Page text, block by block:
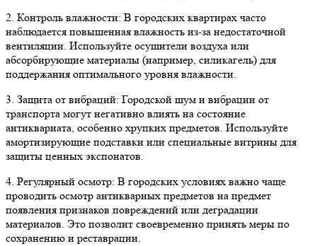
2. Контроль влажности: В городских квартирах часто
наблюдается повышенная влажность из-за недостаточной
вентиляции. Используйте осушители воздуха или
абсорбирующие материалы (например, силикагель) для
поддержания оптимального уровня влажности.
3. Защита от вибраций: Городской шум и вибрации от
транспорта могут негативно влиять на состояние
антиквариата, особенно хрупких предметов. Используйте
амортизирующие подставки или специальные витрины для
защиты ценных экспонатов.
4. Регулярный осмотр: В городских условиях важно чаще
проводить осмотр антикварных предметов на предмет
появления признаков повреждений или деградации
материалов. Это позволит своевременно принять меры по
сохранению и реставрации.